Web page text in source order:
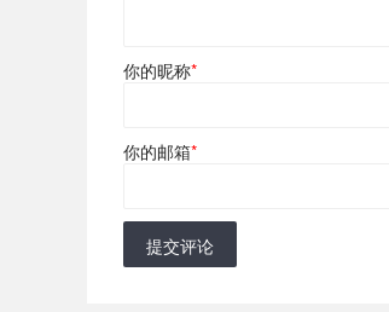
你的昵称*
你的邮箱*
提交评论